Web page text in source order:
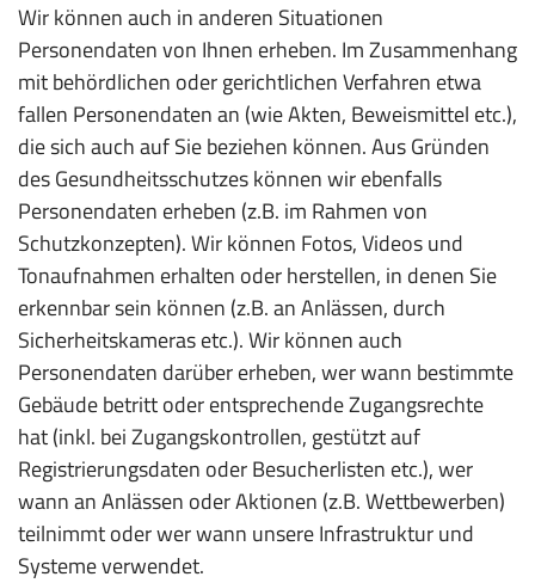
Wir können auch in anderen Situationen
Personendaten von Ihnen erheben. Im Zusammenhang
mit behördlichen oder gerichtlichen Verfahren etwa
fallen Personendaten an (wie Akten, Beweismittel etc.),
die sich auch auf Sie beziehen können. Aus Gründen
des Gesundheitsschutzes können wir ebenfalls
Personendaten erheben (z.B. im Rahmen von
Schutzkonzepten). Wir können Fotos, Videos und
Tonaufnahmen erhalten oder herstellen, in denen Sie
erkennbar sein können (z.B. an Anlässen, durch
Sicherheitskameras etc.). Wir können auch
Personendaten darüber erheben, wer wann bestimmte
Gebäude betritt oder entsprechende Zugangsrechte
hat (inkl. bei Zugangskontrollen, gestützt auf
Registrierungsdaten oder Besucherlisten etc.), wer
wann an Anlässen oder Aktionen (z.B. Wettbewerben)
teilnimmt oder wer wann unsere Infrastruktur und
Systeme verwendet.